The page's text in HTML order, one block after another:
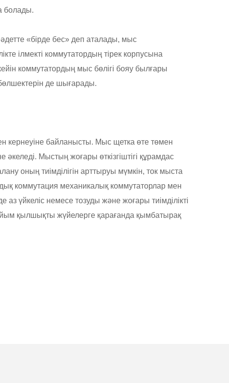
болады.
«бірде бес» деп аталады, мыс
ілмекті коммутатордың тірек корпусына
коммутатордың мыс бөлігі бояу былғары
де шығарады.
кернеуіне байланысты. Мыс щетка өте төмен
Мыстың жоғары өткізгіштігі құрамдас
оның тиімділігін арттыруы мүмкін, ток мыста
коммутация механикалық коммутаторлар мен
үйкеліс немесе тозуды және жоғары тиімділікті
қылшықты жүйелерге қарағанда қымбатырақ